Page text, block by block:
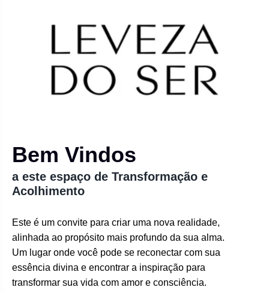
Bem Vindos
a este espaço de Transformação e
Acolhimento
Este é um convite para criar uma nova realidade,
alinhada ao propósito mais profundo da sua alma.
Um lugar onde você pode se reconectar com sua
essência divina e encontrar a inspiração para
transformar sua vida com amor e consciência.